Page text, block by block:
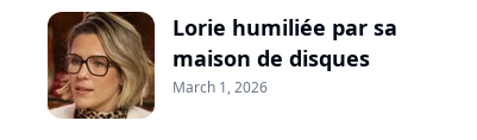
Lorie humiliée par sa
maison de disques
March 1, 2026